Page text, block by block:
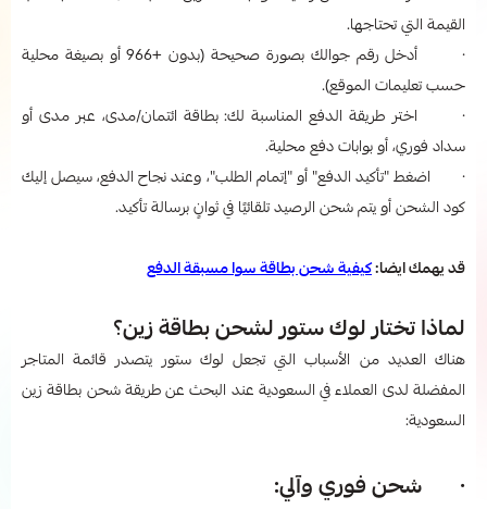
القيمة التي تحتاجها.
· أدخل رقم جوالك بصورة صحيحة (بدون +966 أو بصيغة محلية
حسب تعليمات الموقع).
· اختر طريقة الدفع المناسبة لك: بطاقة ائتمان/مدى، عبر مدى أو
سداد فوري، أو بوابات دفع محلية.
· اضغط "تأكيد الدفع" أو "إتمام الطلب"، وعند نجاح الدفع، سيصل إليك
كود الشحن أو يتم شحن الرصيد تلقائيًا في ثوانٍ برسالة تأكيد.
قد يهمك ايضا:كيفية شحن بطاقة سوا مسبقة الدفع
لماذا تختار لوك ستور لشحن بطاقة زين؟
هناك العديد من الأسباب التي تجعل لوك ستور يتصدر قائمة المتاجر
المفضلة لدى العملاء في السعودية عند البحث عنطريقة شحن بطاقة زين
السعودية:
· شحن فوري وآلي: